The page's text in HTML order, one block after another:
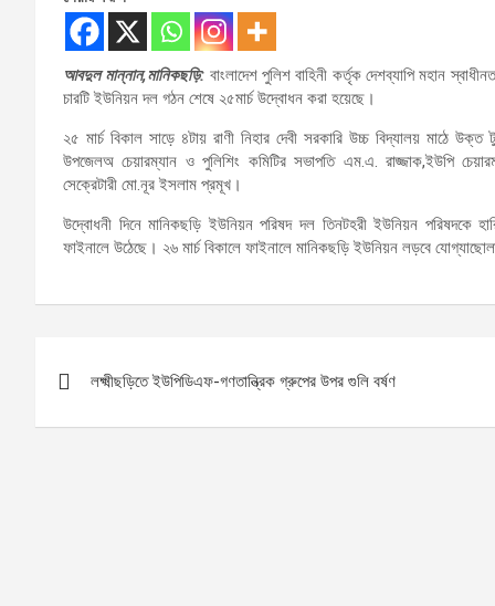
আবদুল মান্নান,মানিকছড়ি: বাংলাদেশ পুলিশ বাহিনী কর্তৃক দেশব্যাপি মহান
চারটি ইউনিয়ন দল গঠন শেষে ২৫মার্চ উদ্বোধন করা হয়েছে।
২৫ মার্চ বিকাল সাড়ে ৪টায় রাণী নিহার দেবী সরকারি উচ্চ বিদ্যালয় মাঠে
উপজেলঅ চেয়ারম্যান ও পুলিশিং কমিটির সভাপতি এম.এ. রাজ্জাক,ইউপি
সেক্রেটারী মো.নূর ইসলাম প্রমূখ।
উদ্বোধনী দিনে মানিকছড়ি ইউনিয়ন পরিষদ দল তিনটহরী ইউনিয়ন পরিষদকে
ফাইনালে উঠেছে। ২৬ মার্চ বিকালে ফাইনালে মানিকছড়ি ইউনিয়ন লড়বে
navigation
লক্ষ্মীছড়িতে ইউপিডিএফ-গণতান্ত্রিক গ্রুপের উপর গুলি বর্ষণ